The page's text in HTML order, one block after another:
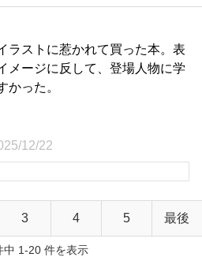
ラストに惹かれて買った本。表
メージに反して、登場人物に学
かった。
12/22
3 4 5 最後
中 1-20 件を表示